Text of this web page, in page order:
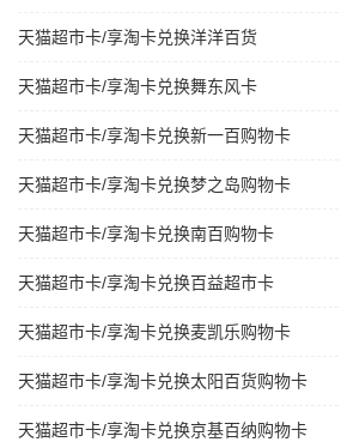
天猫超市卡/享淘卡兑换洋洋百货
天猫超市卡/享淘卡兑换舞东风卡
天猫超市卡/享淘卡兑换新一百购物卡
天猫超市卡/享淘卡兑换梦之岛购物卡
天猫超市卡/享淘卡兑换南百购物卡
天猫超市卡/享淘卡兑换百益超市卡
天猫超市卡/享淘卡兑换麦凯乐购物卡
天猫超市卡/享淘卡兑换太阳百货购物卡
天猫超市卡/享淘卡兑换京基百纳购物卡